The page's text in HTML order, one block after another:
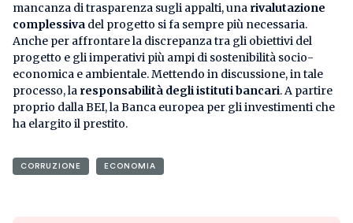
mancanza di trasparenza sugli appalti, una rivalutazione
complessiva del progetto si fa sempre più necessaria.
Anche per affrontare la discrepanza tra gli obiettivi del
progetto e gli imperativi più ampi di sostenibilità socio-
economica e ambientale. Mettendo in discussione, in tale
processo, la responsabilità degli istituti bancari. A partire
proprio dalla BEI, la Banca europea per gli investimenti che
ha elargito il prestito.
CORRUZIONE ECONOMIA